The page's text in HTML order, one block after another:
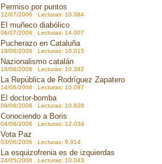
Permiso por puntos
12/07/2006 Lecturas: 10.084
El muñeco diabólico
06/07/2006 Lecturas: 14.007
Pucherazo en Cataluña
19/06/2006 Lecturas: 10.015
Nazionalismo catalán
16/06/2006 Lecturas: 10.382
La República de Rodríguez Zapatero
14/06/2006 Lecturas: 10.097
El doctor-bomba
09/06/2006 Lecturas: 10.828
Conociendo a Boris
04/06/2006 Lecturas: 12.034
Vota Paz
03/06/2006 Lecturas: 9.914
La esquizofrenia es de izquierdas
24/05/2006 Lecturas: 10.043